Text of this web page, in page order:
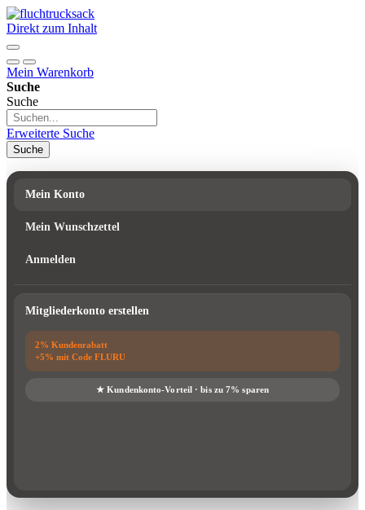
Direkt zum Inhalt
Mein Warenkorb
Suche
Suche
Erweiterte Suche
Suche
Mein Konto
Mein Wunschzettel
Anmelden
Mitgliederkonto erstellen